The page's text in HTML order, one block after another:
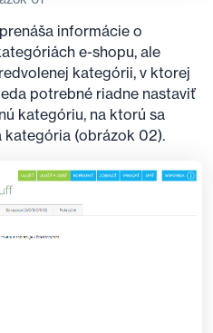
informácie o
e-shopu, ale
kategórii, v ktorej
potrebné riadne nastaviť
kategóriu, na ktorú sa
kategória (obrázok 02).